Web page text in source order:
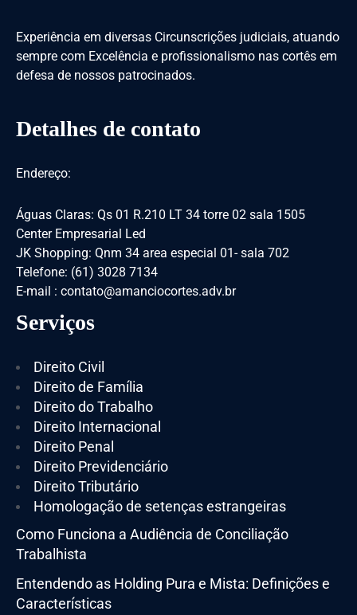
Experiência em diversas Circunscrições judiciais, atuando
sempre com Excelência e profissionalismo nas cortês em
defesa de nossos patrocinados.
Detalhes de contato
Endereço:
Águas Claras: Qs 01 R.210 LT 34 torre 02 sala 1505
Center Empresarial Led
JK Shopping: Qnm 34 area especial 01- sala 702
Telefone: (61) 3028 7134
E-mail : contato@amanciocortes.adv.br
Serviços
Direito Civil
Direito de Família
Direito do Trabalho
Direito Internacional
Direito Penal
Direito Previdenciário
Direito Tributário
Homologação de setenças estrangeiras
Como Funciona a Audiência de Conciliação
Trabalhista
Entendendo as Holding Pura e Mista: Definições e
Características